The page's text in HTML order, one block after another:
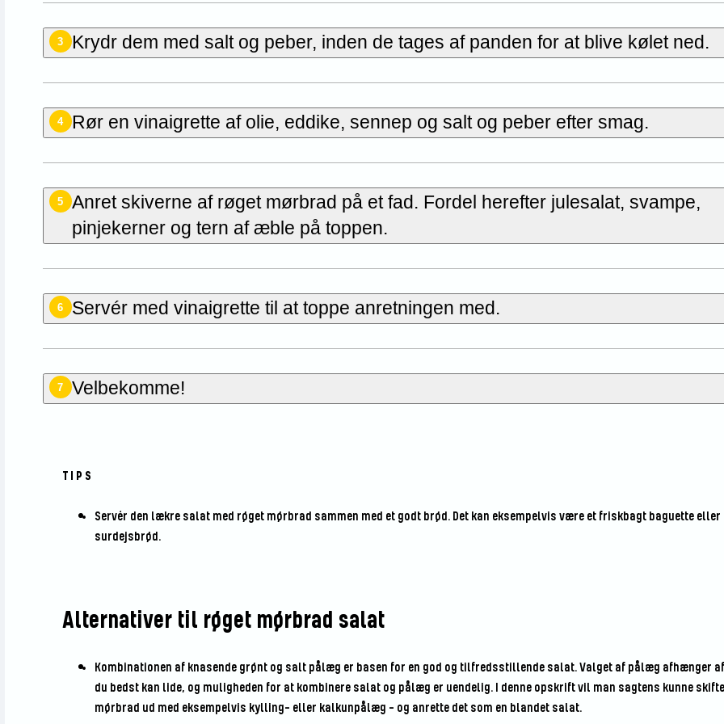
3 Krydr dem med salt og peber, inden de tages af panden for at blive kølet ned.
4 Rør en vinaigrette af olie, eddike, sennep og salt og peber efter smag.
5
Anret skiverne af røget mørbrad på et fad. Fordel herefter julesalat, svampe,
pinjekerner og tern af æble på toppen.
6 Servér med vinaigrette til at toppe anretningen med.
7 Velbekomme!
TIPS
Servér den lækre salat med røget mørbrad sammen med et godt brød. Det kan eksempelvis være et friskbagt baguette eller
surdejsbrød.
Alternativer til røget mørbrad salat
Kombinationen af knasende grønt og salt pålæg er basen for en god og tilfredsstillende salat. Valget af pålæg afhænger
du bedst kan lide, og muligheden for at kombinere salat og pålæg er uendelig. I denne opskrift vil man sagtens kunne
mørbrad ud med eksempelvis kylling- eller kalkunpålæg – og anrette det som en blandet salat.